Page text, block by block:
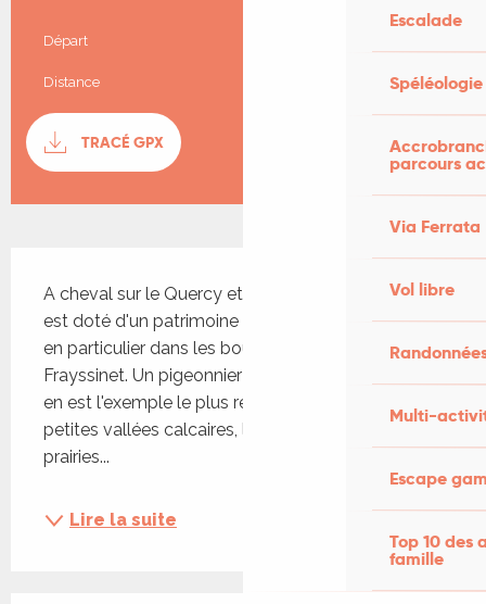
Escalade
Spéléologie
parcours
Via Ferrata
Vol libre
Multi-
Escape
Top 10 des
famille
Informations pratiques
Départ
Distance 12.4 km
Documentation
TRACÉ GPX
A cheval sur le Quercy et la Bouriane, ce circuit
est doté d'un patrimoine architectural intéressant
en particulier dans les bourgs de Beaumat et
Frayssinet. Un pigeonnier tour couvert de lauzes
en est l'exemple le plus remarquable. Au fond des
petites vallées calcaires, le ruban vert des
prairies...
Lire la suite